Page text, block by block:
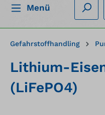
Menü
Gefahrstoffhandling
Lithium-
(LiFePO4)